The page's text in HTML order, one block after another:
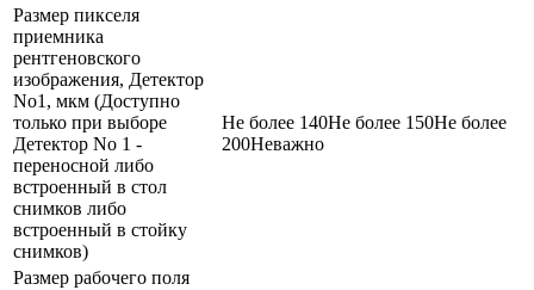
Размер пикселя
приемника
рентгеновского
изображения, Детектор
No1, мкм (Доступно
только при выборе
Детектор No 1 -
переносной либо
встроенный в стол
снимков либо
встроенный в стойку
снимков)
Не более 140Не более 150Не более
200Неважно
Размер рабочего поля